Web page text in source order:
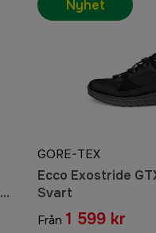
GORE-TEX
Ecco Exostride
Svart
Från 1 599 kr
Nyhet